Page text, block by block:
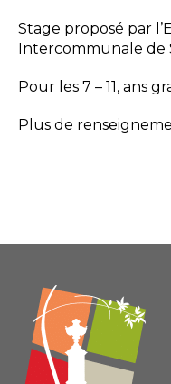
Stage proposé par
Intercommunale de
Pour les 7 – 11, ans
Plus de